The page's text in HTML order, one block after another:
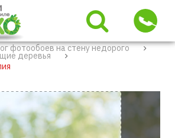
фотообоев на стену недорого
деревья